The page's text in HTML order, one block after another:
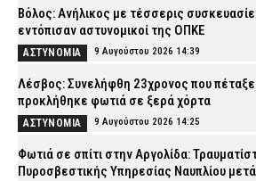
Βόλος: Ανήλικος με τέσσερις
εντόπισαν αστυνομικοί της ΟΠΚΕ
ΑΣΤΥΝΟΜΙΑ 9 Αυγούστου 2026 14:39
Λέσβος: Συνελήφθη 23χρονος που πέταξε
προκλήθηκε φωτιά σε ξερά χόρτα
ΑΣΤΥΝΟΜΙΑ 9 Αυγούστου 2026 14:25
Φωτιά σε σπίτι στην Αργολίδα:
Πυροσβεστικής Υπηρεσίας Ναυπλίου